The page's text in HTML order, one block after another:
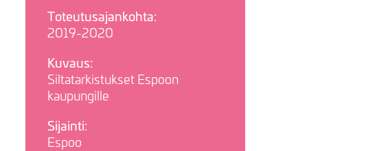
Toteutusajankohta:
2019-2020
Kuvaus:
Siltatarkistukset Espoon
kaupungille
Sijainti:
Espoo